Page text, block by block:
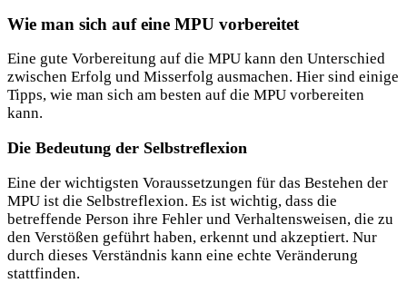
Wie man sich auf eine MPU vorbereitet
Eine gute Vorbereitung auf die MPU kann den Unterschied
zwischen Erfolg und Misserfolg ausmachen. Hier sind einige
Tipps, wie man sich am besten auf die MPU vorbereiten
kann.
Die Bedeutung der Selbstreflexion
Eine der wichtigsten Voraussetzungen für das Bestehen der
MPU ist die Selbstreflexion. Es ist wichtig, dass die
betreffende Person ihre Fehler und Verhaltensweisen, die zu
den Verstößen geführt haben, erkennt und akzeptiert. Nur
durch dieses Verständnis kann eine echte Veränderung
stattfinden.